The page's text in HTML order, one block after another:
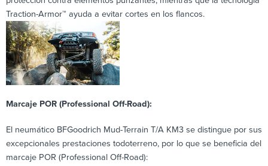
Traction-Armor™ ayuda a evitar cortes en los flancos.
Marcaje POR (Professional Off-Road):
El neumático BFGoodrich Mud-Terrain T/A KM3 se distingue por sus
excepcionales prestaciones todoterreno, por lo que se beneficia del
marcaje POR (Professional Off-Road):